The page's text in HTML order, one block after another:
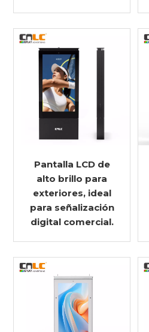
Pantalla LCD de
alto brillo para
exteriores, ideal
para señalización
digital comercial.